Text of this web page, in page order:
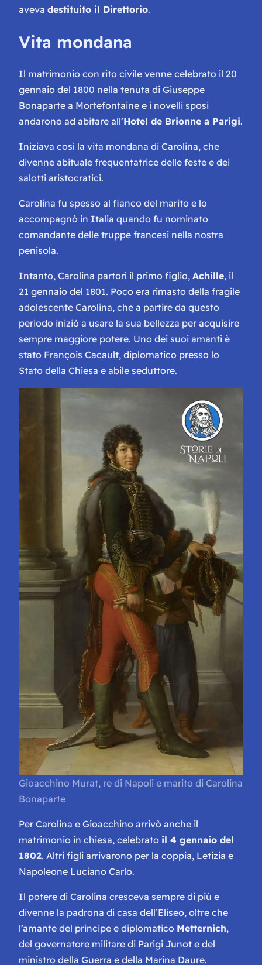
aveva destituito il Direttorio.
Vita mondana
Il matrimonio con rito civile venne celebrato il 20
gennaio del 1800 nella tenuta di Giuseppe
Bonaparte a Mortefontaine e i novelli sposi
andarono ad abitare all’Hotel de Brionne a Parigi.
Iniziava così la vita mondana di Carolina, che
divenne abituale frequentatrice delle feste e dei
salotti aristocratici.
Carolina fu spesso al fianco del marito e lo
accompagnò in Italia quando fu nominato
comandante delle truppe francesi nella nostra
penisola.
Intanto, Carolina partorì il primo figlio, Achille, il
21 gennaio del 1801. Poco era rimasto della fragile
adolescente Carolina, che a partire da questo
periodo iniziò a usare la sua bellezza per acquisire
sempre maggiore potere. Uno dei suoi amanti è
stato François Cacault, diplomatico presso lo
Stato della Chiesa e abile seduttore.
Gioacchino Murat, re di Napoli e marito di Carolina
Bonaparte
Per Carolina e Gioacchino arrivò anche il
matrimonio in chiesa, celebrato il 4 gennaio del
1802. Altri figli arrivarono per la coppia, Letizia e
Napoleone Luciano Carlo.
Il potere di Carolina cresceva sempre di più e
divenne la padrona di casa dell’Eliseo, oltre che
l’amante del principe e diplomatico Metternich,
del governatore militare di Parigi Junot e del
ministro della Guerra e della Marina Daure.